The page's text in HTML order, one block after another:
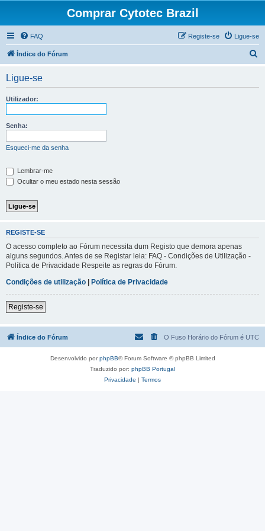
Comprar Cytotec Brazil
FAQ Ligue-se
Registe-se
Índice do Fórum
Ligue-se
Utilizador:
Senha:
Esqueci-me da senha
Lembrar-me
Ocultar o meu estado nesta sessão
REGISTE-SE
O acesso completo ao Fórum necessita dum Registo que demora apenas
alguns segundos. Antes de se Registar leia: FAQ - Condições de Utilização -
Política de Privacidade Respeite as regras do Fórum.
Condições de utilização | Política de Privacidade
Registe-se
Índice do Fórum O Fuso Horário do Fórum é UTC
Desenvolvido porphpBB® Forum Software © phpBB Limited
Traduzido por: phpBB Portugal
Privacidade | Termos